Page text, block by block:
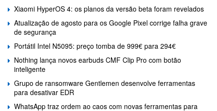
Xiaomi HyperOS 4: os planos da versão beta foram revelados
Atualização de agosto para os Google Pixel corrige falha grave
de segurança
Portátil Intel N5095: preço tomba de 999€ para 294€
Nothing lança novos earbuds CMF Clip Pro com botão
inteligente
Grupo de ransomware Gentlemen desenvolve ferramentas
para desativar EDR
WhatsApp traz ordem ao caos com novas ferramentas para